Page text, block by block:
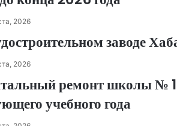
2026
заводе
2026
ремонт школы №
учебного года